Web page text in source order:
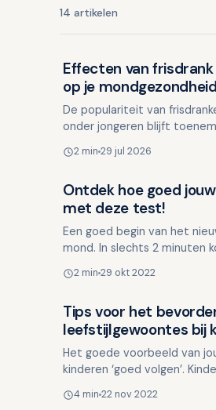
14 artikelen
Lifestyle en mondgezondheid
Effecten van
op je mondgezondheid
De populariteit van
onder jongeren blijft
2 min 29 jul 2026
Lifestyle en mondgezondheid
Ontdek hoe goed
met deze test!
Een goed begin van het
mond. In slechts 2 minuten
invloed…
2 min 29 okt 2022
Lifestyle en mondgezondheid
Tips voor het
leefstijlgewoontes bij
Het goede voorbeeld van
kinderen ‘goed volgen’.
imiteren ze h…
4 min 22 nov 2022